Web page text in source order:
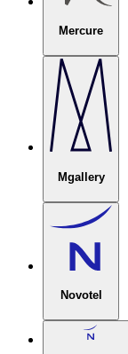
Mercure
Mgallery
Novotel